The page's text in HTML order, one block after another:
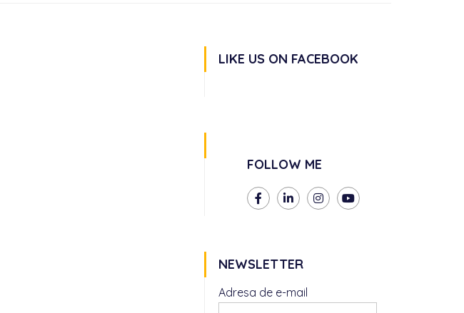
LIKE US ON FACEBOOK
FOLLOW ME
NEWSLETTER
Adresa de e-mail